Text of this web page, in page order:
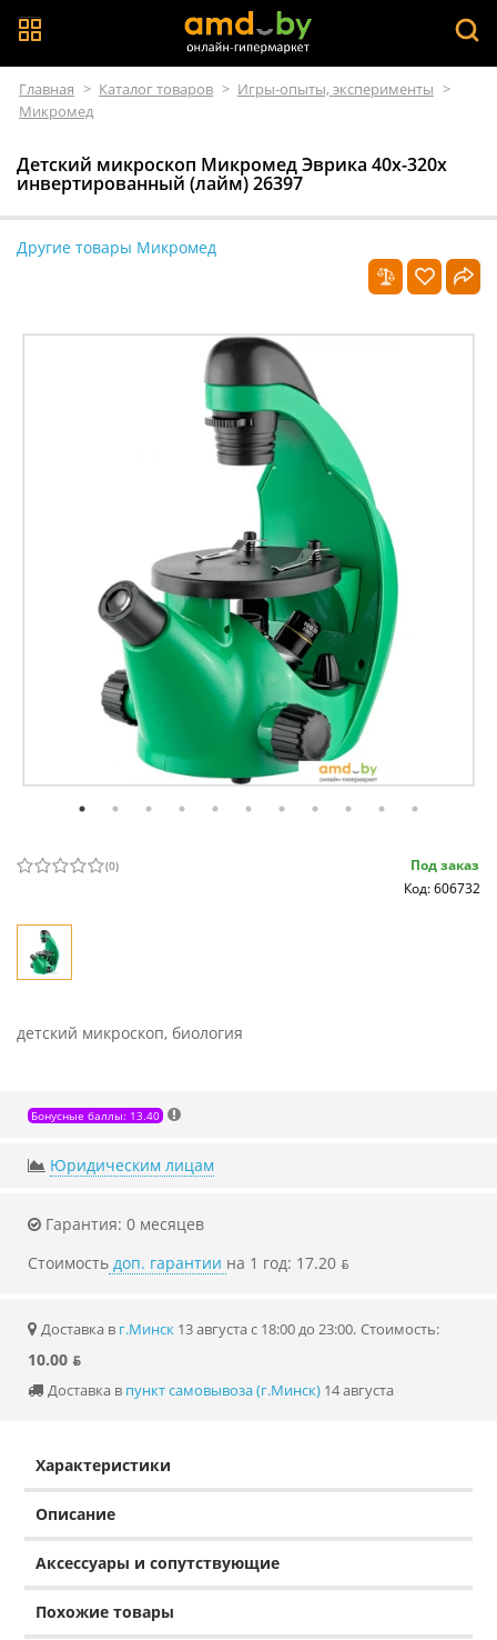
Главная > Каталог товаров > Игры-опыты, эксперименты >
Микромед
Детский микроскоп Микромед Эврика 40х-320х
инвертированный (лайм) 26397
Другие товары Микромед
(0)
Под заказ
Код: 606732
детский микроскоп, биология
Бонусные баллы: 13.40
Юридическим лицам
Гарантия: 0 месяцев
Стоимость доп. гарантии на 1 год: 17.20 ƃ
Доставка в г.Минск 13 августа с 18:00 до 23:00. Стоимость:
10.00 ƃ
Доставка в пункт самовывоза (г.Минск) 14 августа
Характеристики
Описание
Аксессуары и сопутствующие
Похожие товары